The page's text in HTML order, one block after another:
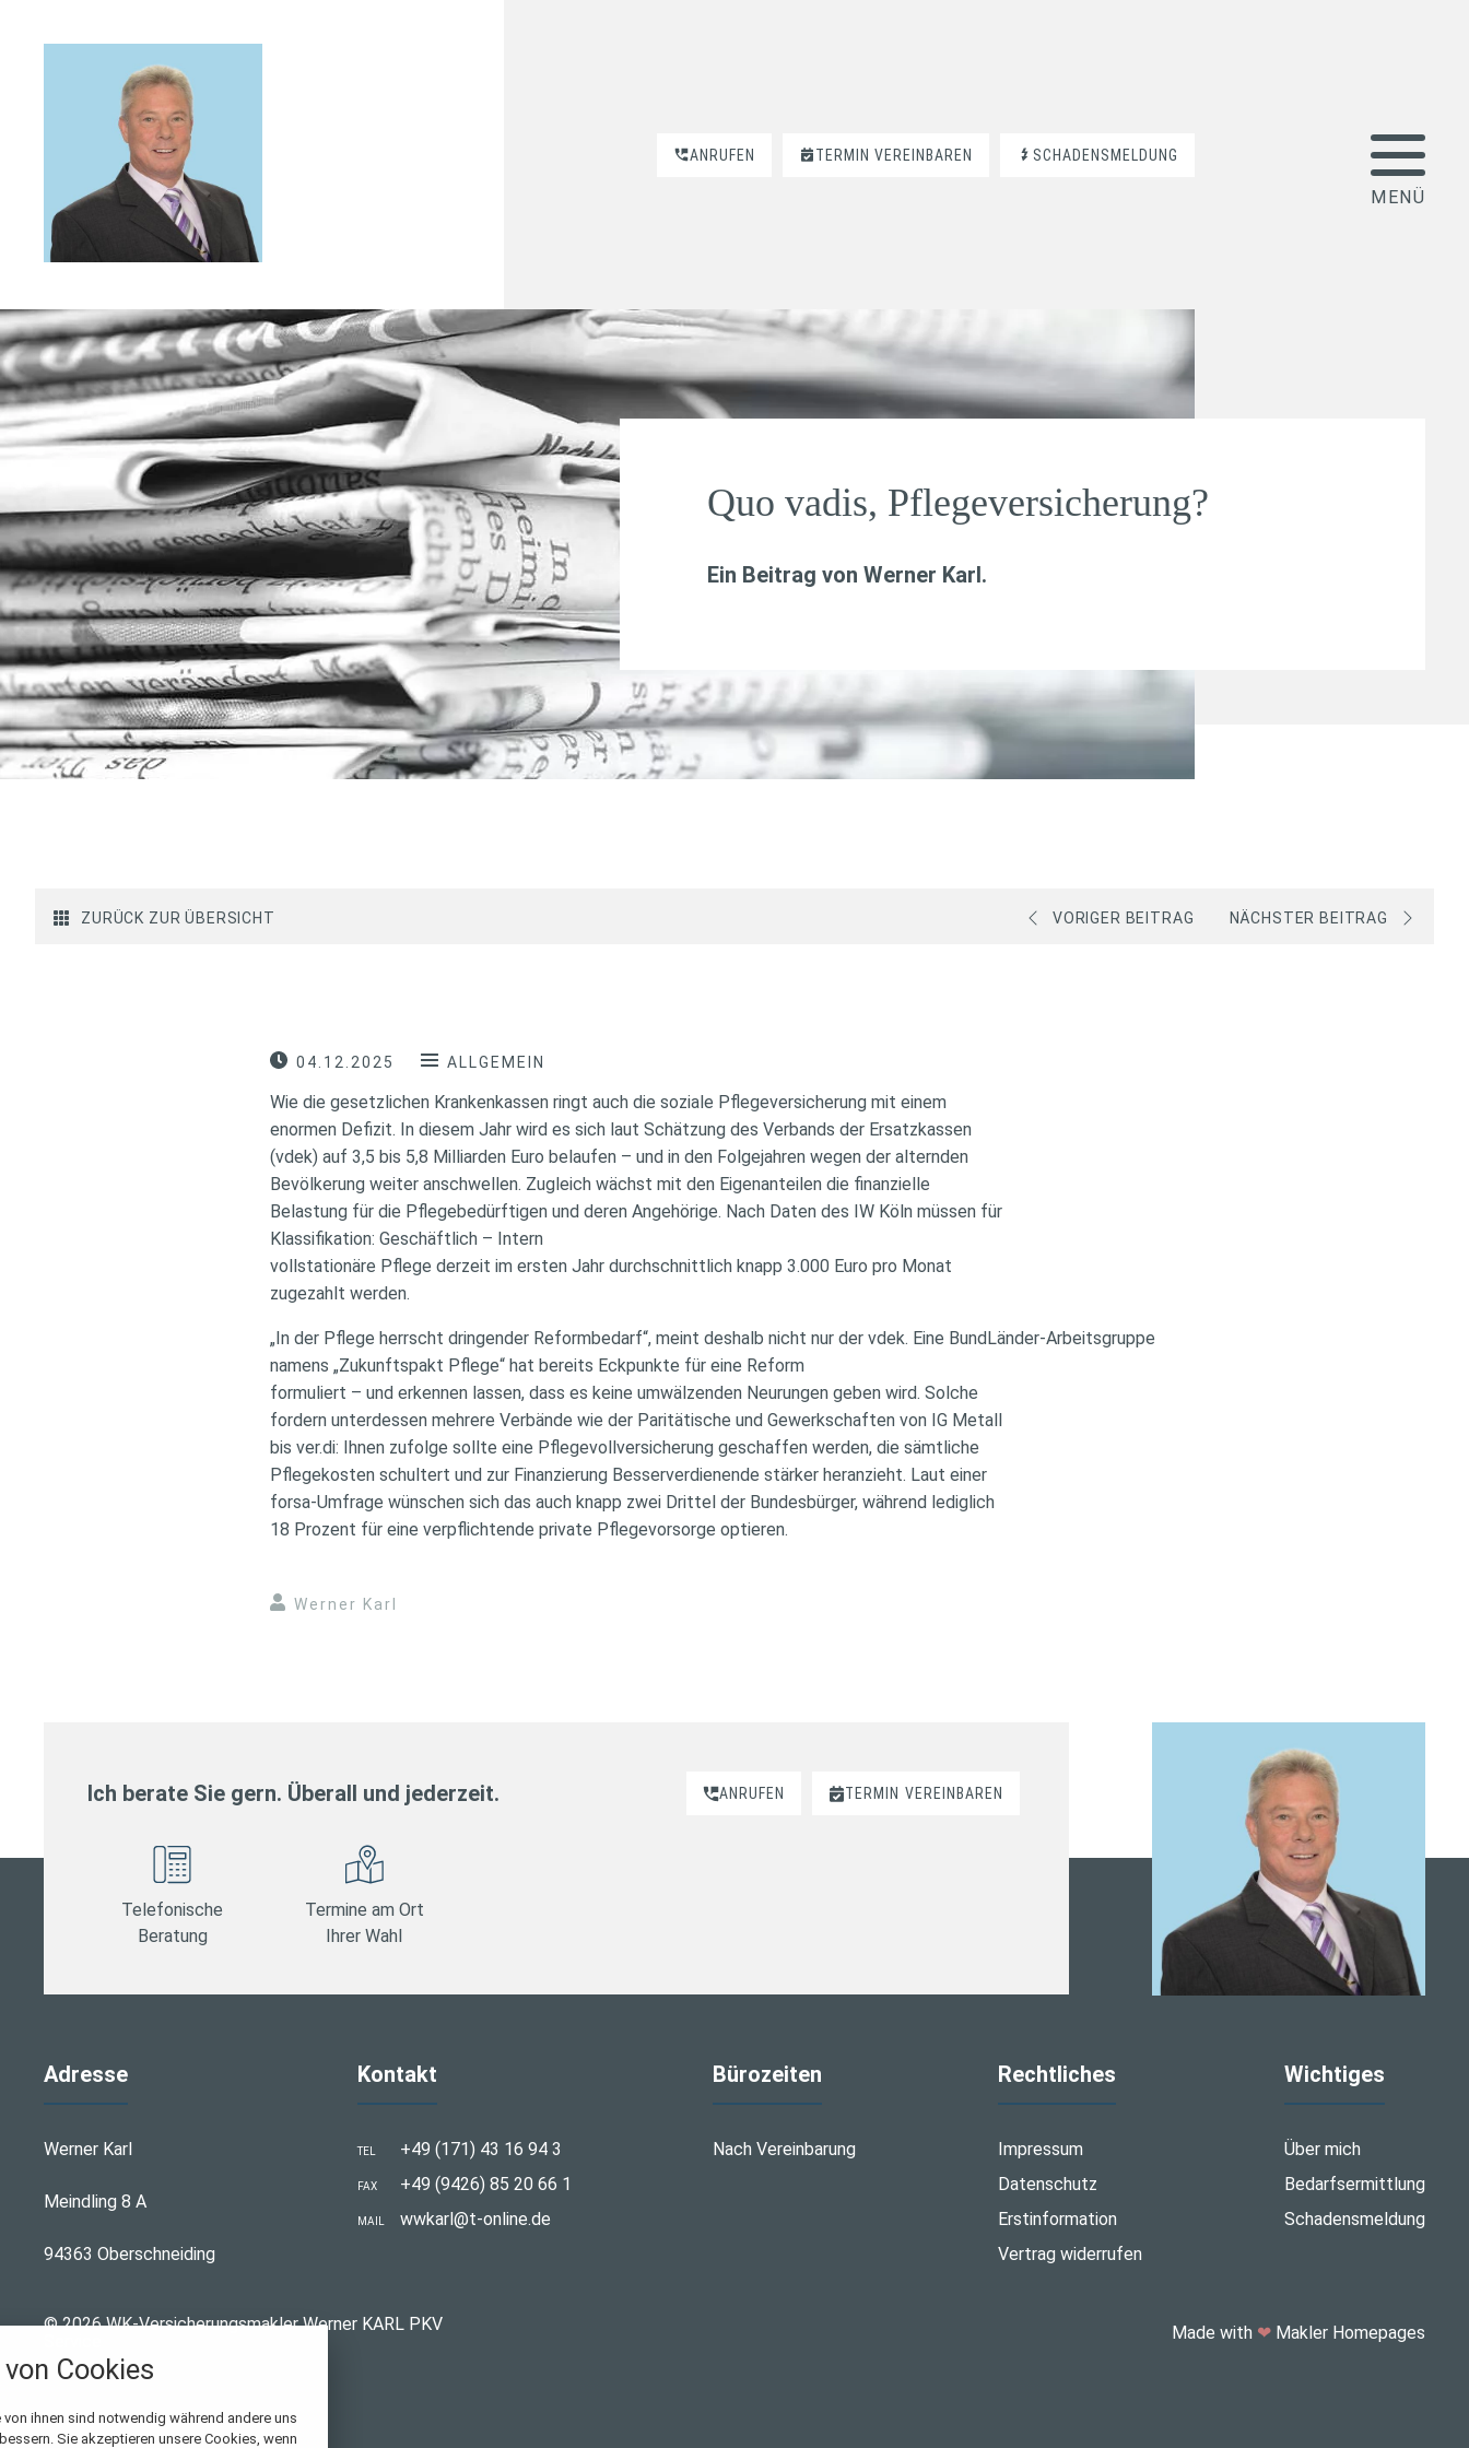
ANRUFEN TERMIN VEREINBAREN SCHADENSMELDUNG
Quo vadis, Pflegeversicherung?
Ein Beitrag von Werner Karl.
ZURÜCK ZUR ÜBERSICHT VORIGER BEITRAG NÄCHSTER BEITRAG
04.12.2025 ALLGEMEIN
Wie die gesetzlichen Krankenkassen ringt auch die soziale Pflegeversicherung mit einem
enormen Defizit. In diesem Jahr wird es sich laut Schätzung des Verbands der Ersatzkassen
(vdek) auf 3,5 bis 5,8 Milliarden Euro belaufen – und in den Folgejahren wegen der alternden
Bevölkerung weiter anschwellen. Zugleich wächst mit den Eigenanteilen die finanzielle
Belastung für die Pflegebedürftigen und deren Angehörige. Nach Daten des IW Köln müssen für
Klassifikation: Geschäftlich – Intern
vollstationäre Pflege derzeit im ersten Jahr durchschnittlich knapp 3.000 Euro pro Monat
zugezahlt werden.
„In der Pflege herrscht dringender Reformbedarf“, meint deshalb nicht nur der vdek. Eine BundLänder-Arbeitsgruppe
namens „Zukunftspakt Pflege“ hat bereits Eckpunkte für eine Reform
formuliert – und erkennen lassen, dass es keine umwälzenden Neurungen geben wird. Solche
fordern unterdessen mehrere Verbände wie der Paritätische und Gewerkschaften von IG Metall
bis ver.di: Ihnen zufolge sollte eine Pflegevollversicherung geschaffen werden, die sämtliche
Pflegekosten schultert und zur Finanzierung Besserverdienende stärker heranzieht. Laut einer
forsa-Umfrage wünschen sich das auch knapp zwei Drittel der Bundesbürger, während lediglich
18 Prozent für eine verpflichtende private Pflegevorsorge optieren.
Werner Karl
Ich berate Sie gern. Überall und jederzeit. ANRUFEN TERMIN VEREINBAREN
Telefonische
Beratung
Termine am Ort
Ihrer Wahl
Adresse
Werner Karl
Meindling 8 A
94363 Oberschneiding
Kontakt
TEL +49 (171) 43 16 94 3
FAX +49 (9426) 85 20 66 1
MAIL wwkarl@t-online.de
Bürozeiten
Nach Vereinbarung
Rechtliches
Impressum
Datenschutz
Erstinformation
Vertrag widerrufen
Wichtiges
Über mich
Bedarfsermittlung
Schadensmeldung
© 2026 WK-Versicherungsmakler Werner KARL PKV
Made with ❤Makler Homepages
Cookies
ihnen sind notwendig während andere uns
Sie akzeptieren unsere Cookies, wenn
Cookies und Skripte. Sie haben die
akzeptieren oder zu blockieren.